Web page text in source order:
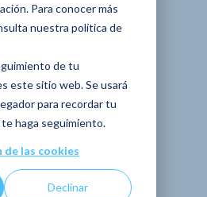
Para conocer más
nuestra política de
de tu
este sitio web. Se usará
para recordar tu
haga seguimiento.
de las cookies
Declinar
con
| 6